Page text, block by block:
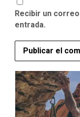
Recibir un
entrada.